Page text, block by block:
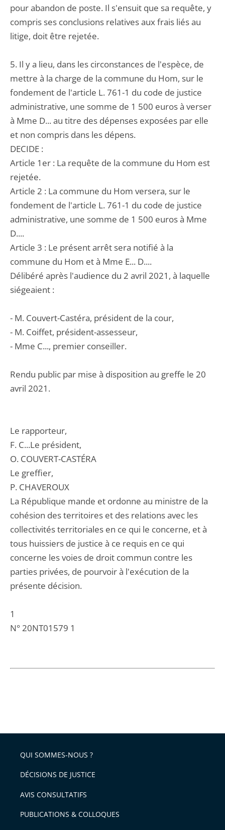
pour abandon de poste. Il s'ensuit que sa requête, y
compris ses conclusions relatives aux frais liés au
litige, doit être rejetée.
5. Il y a lieu, dans les circonstances de l'espèce, de
mettre à la charge de la commune du Hom, sur le
fondement de l'article L. 761-1 du code de justice
administrative, une somme de 1 500 euros à verser
à Mme D... au titre des dépenses exposées par elle
et non compris dans les dépens.
DECIDE :
Article 1er : La requête de la commune du Hom est
rejetée.
Article 2 : La commune du Hom versera, sur le
fondement de l'article L. 761-1 du code de justice
administrative, une somme de 1 500 euros à Mme
D....
Article 3 : Le présent arrêt sera notifié à la
commune du Hom et à Mme E... D....
Délibéré après l'audience du 2 avril 2021, à laquelle
siégeaient :
- M. Couvert-Castéra, président de la cour,
- M. Coiffet, président-assesseur,
- Mme C..., premier conseiller.
Rendu public par mise à disposition au greffe le 20
avril 2021.
Le rapporteur,
F. C...Le président,
O. COUVERT-CASTÉRA
Le greffier,
P. CHAVEROUX
La République mande et ordonne au ministre de la
cohésion des territoires et des relations avec les
collectivités territoriales en ce qui le concerne, et à
tous huissiers de justice à ce requis en ce qui
concerne les voies de droit commun contre les
parties privées, de pourvoir à l'exécution de la
présente décision.
1
N° 20NT01579 1
QUI SOMMES-NOUS ?
DÉCISIONS DE JUSTICE
AVIS CONSULTATIFS
PUBLICATIONS & COLLOQUES